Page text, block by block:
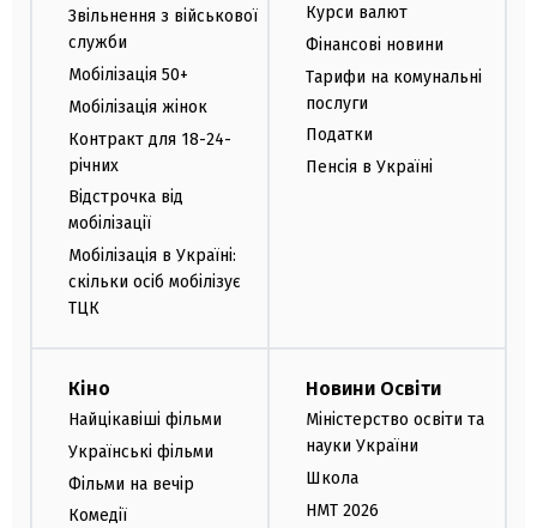
Звільнення з військової
служби
Мобілізація 50+
Мобілізація жінок
Контракт для 18-24-
річних
Відстрочка від
мобілізації
Мобілізація в Україні:
скільки осіб мобілізує
ТЦК
Курси валют
Фінансові новини
Тарифи на комунальні
послуги
Податки
Пенсія в Україні
Кіно
Найцікавіші фільми
Українські фільми
Фільми на вечір
Комедії
Новини Освіти
Міністерство освіти та
науки України
Школа
НМТ 2026